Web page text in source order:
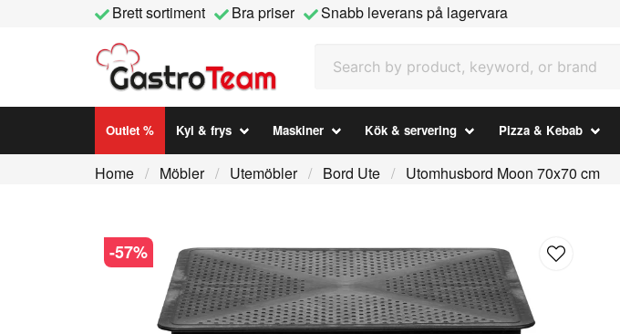
Brett sortiment Bra priser
Snabb leverans på lagervara
Outlet % Kyl & frys Maskiner Kök & servering Pizza & Kebab
Home Möbler Utemöbler Bord Ute Utomhusbord Moon 70x70 cm
-57%